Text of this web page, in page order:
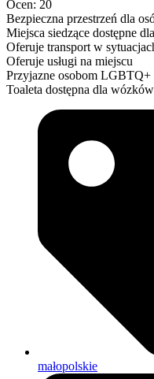
Ocen: 20
Bezpieczna przestrzeń dla
Miejsca siedzące dostępne
Oferuje transport w
Oferuje usługi na miejscu
Przyjazne osobom LGBTQ+
Toaleta dostępna dla
małopolskie